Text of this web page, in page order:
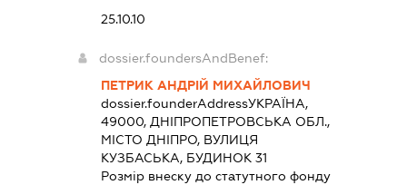
25.10.10
dossier.foundersAndBenef:
ПЕТРИК АНДРІЙ МИХАЙЛОВИЧ
dossier.founderAddressУКРАЇНА,
49000, ДНІПРОПЕТРОВСЬКА ОБЛ.,
МІСТО ДНІПРО, ВУЛИЦЯ
КУЗБАСЬКА, БУДИНОК 31
Розмір внеску до статутного фонду